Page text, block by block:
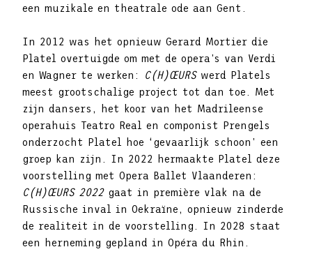
een muzikale en theatrale ode aan Gent.
In 2012 was het opnieuw Gerard Mortier die
Platel overtuigde om met de opera’s van Verdi
en Wagner te werken:
C(H)ŒURS werd Platels
meest grootschalige project tot dan toe. Met
zijn dansers, het koor van het Madrileense
operahuis Teatro Real en componist Prengels
onderzocht Platel hoe ‘gevaarlijk schoon’ een
groep kan zijn. In 2022 hermaakte Platel deze
voorstelling met Opera Ballet Vlaanderen:
C(H)ŒURS 2022 gaat in première vlak na de
Russische inval in Oekraïne, opnieuw zinderde
de realiteit in de voorstelling. In 2028 staat
een herneming gepland in Opéra du Rhin.